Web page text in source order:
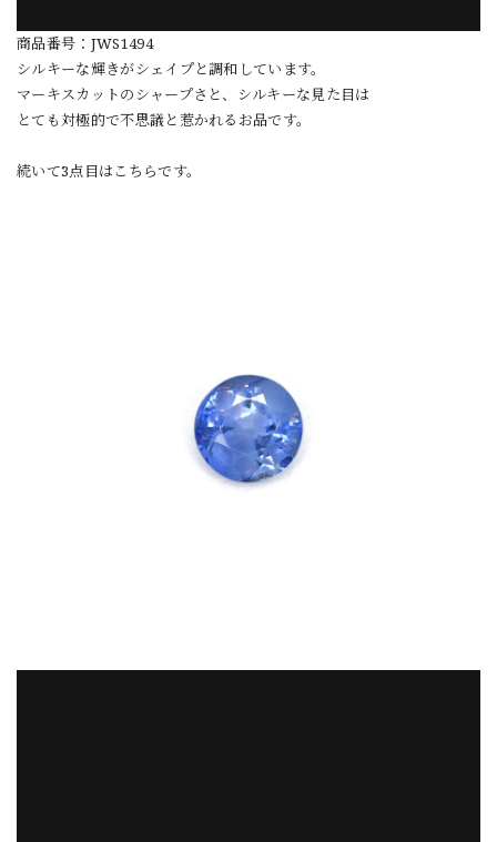
商品番号：JWS1494
シルキーな輝きがシェイプと調和しています。
マーキスカットのシャープさと、シルキーな見た目は
とても対極的で不思議と惹かれるお品です。
続いて3点目はこちらです。